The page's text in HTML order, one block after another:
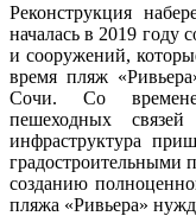
Реконструкция
началась в 2019 году
и сооружений,
время пляж
Сочи. Со
пешеходных
инфраструктура
градостроительными
созданию
пляжа «Ривьера»